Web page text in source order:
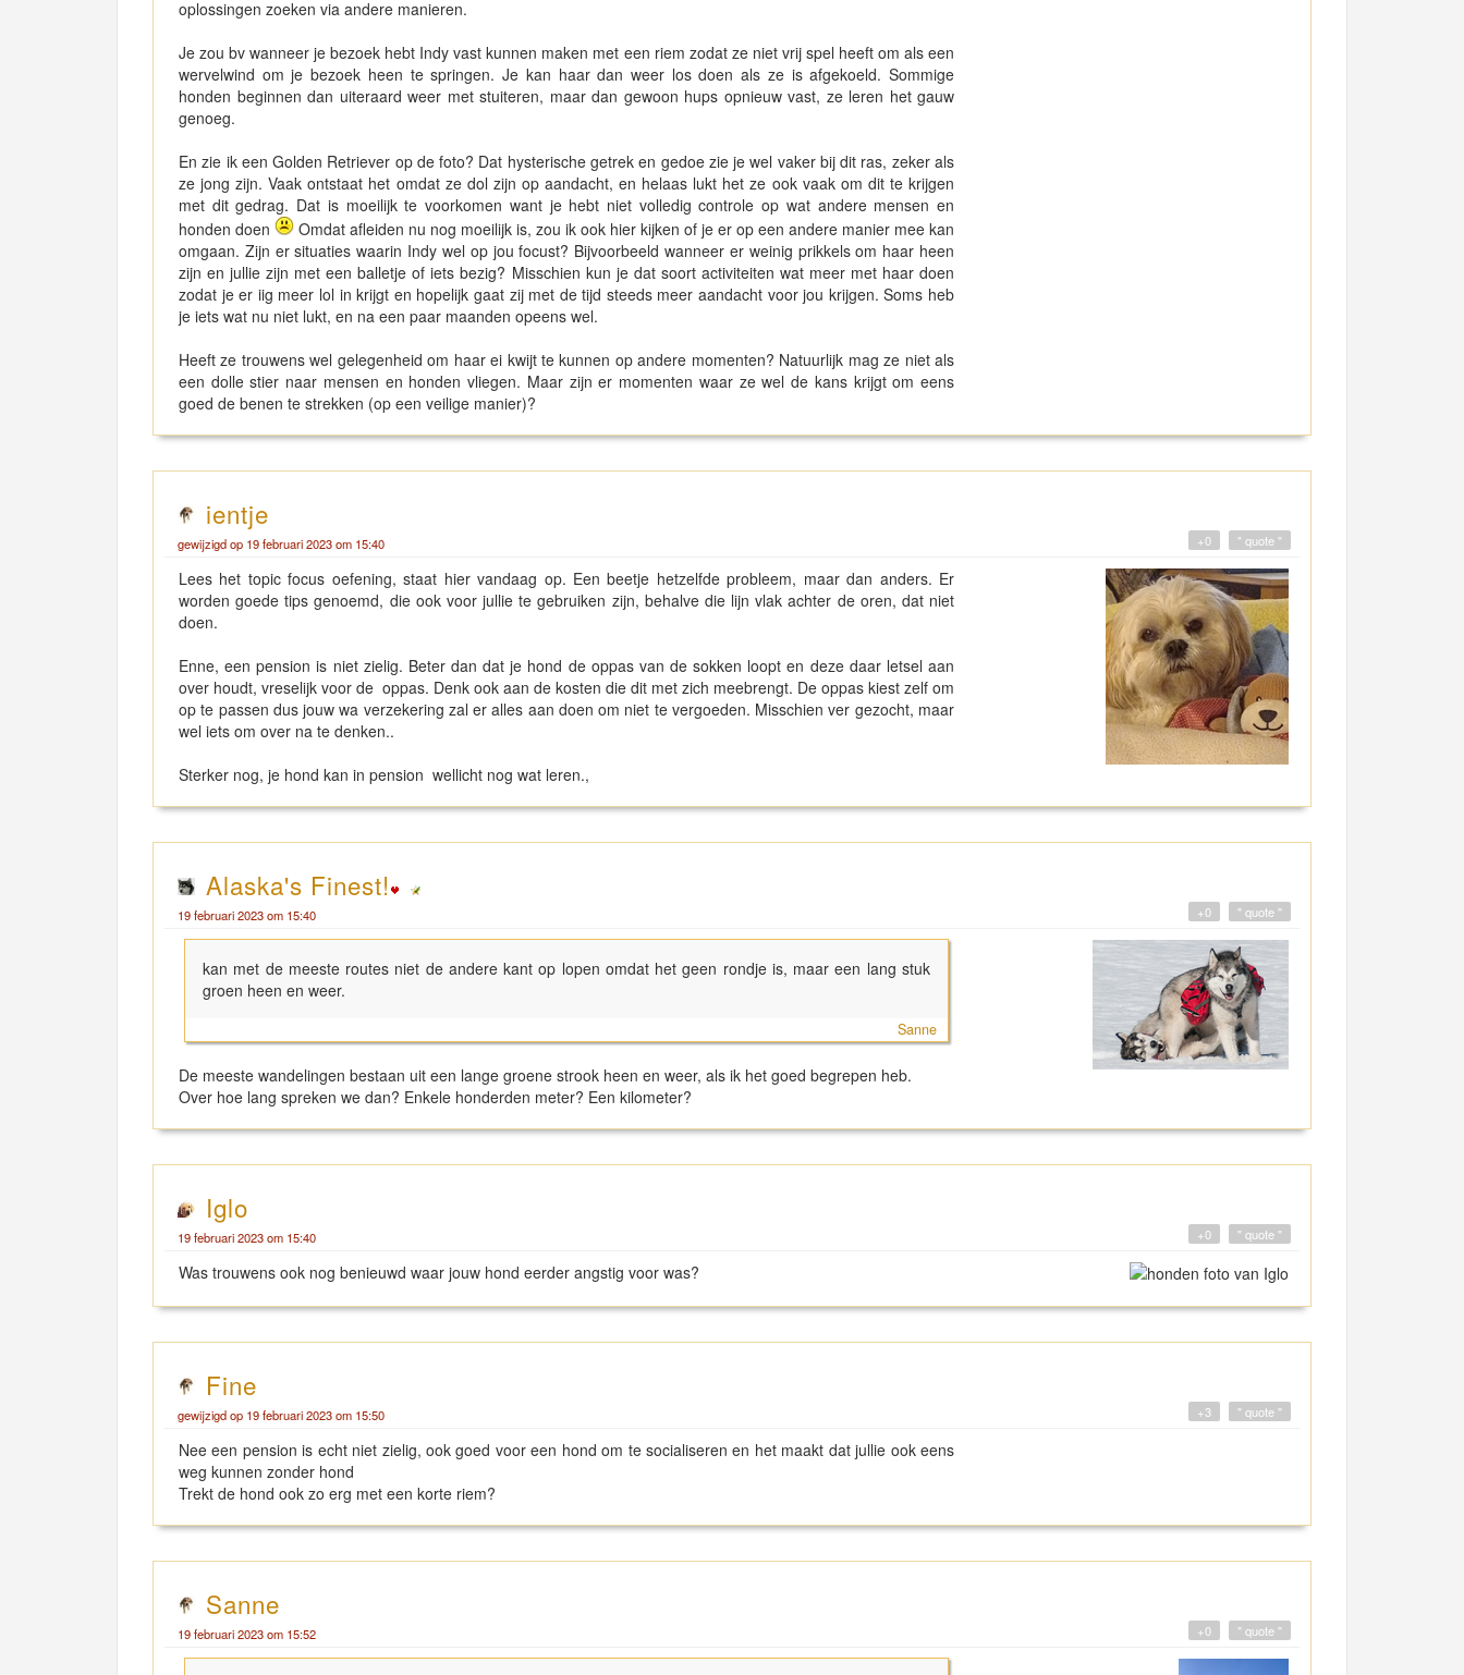
oplossingen zoeken via andere manieren.
Je zou bv wanneer je bezoek hebt Indy vast kunnen maken met een riem zodat ze niet vrij spel heeft om als een
wervelwind om je bezoek heen te springen. Je kan haar dan weer los doen als ze is afgekoeld. Sommige
honden beginnen dan uiteraard weer met stuiteren, maar dan gewoon hups opnieuw vast, ze leren het gauw
genoeg.
En zie ik een Golden Retriever op de foto? Dat hysterische getrek en gedoe zie je wel vaker bij dit ras, zeker als
ze jong zijn. Vaak ontstaat het omdat ze dol zijn op aandacht, en helaas lukt het ze ook vaak om dit te krijgen
met dit gedrag. Dat is moeilijk te voorkomen want je hebt niet volledig controle op wat andere mensen en
honden doen
Omdat afleiden nu nog moeilijk is, zou ik ook hier kijken of je er op een andere manier mee kan
omgaan. Zijn er situaties waarin Indy wel op jou focust? Bijvoorbeeld wanneer er weinig prikkels om haar heen
zijn en jullie zijn met een balletje of iets bezig? Misschien kun je dat soort activiteiten wat meer met haar doen
zodat je er iig meer lol in krijgt en hopelijk gaat zij met de tijd steeds meer aandacht voor jou krijgen. Soms heb
je iets wat nu niet lukt, en na een paar maanden opeens wel.
Heeft ze trouwens wel gelegenheid om haar ei kwijt te kunnen op andere momenten? Natuurlijk mag ze niet als
een dolle stier naar mensen en honden vliegen. Maar zijn er momenten waar ze wel de kans krijgt om eens
goed de benen te strekken (op een veilige manier)?
ientje
gewijzigd op 19 februari 2023 om 15:40 " quote "
+0
Lees het topic focus oefening, staat hier vandaag op. Een beetje hetzelfde probleem, maar dan anders. Er
worden goede tips genoemd, die ook voor jullie te gebruiken zijn, behalve die lijn vlak achter de oren, dat niet
doen.
Enne, een pension is niet zielig. Beter dan dat je hond de oppas van de sokken loopt en deze daar letsel aan
over houdt, vreselijk voor de oppas. Denk ook aan de kosten die dit met zich meebrengt. De oppas kiest zelf om
op te passen dus jouw wa verzekering zal er alles aan doen om niet te vergoeden. Misschien ver gezocht, maar
wel iets om over na te denken..
Sterker nog, je hond kan in pension wellicht nog wat leren.,
Alaska's Finest!
19 februari 2023 om 15:40 " quote "
+0
kan met de meeste routes niet de andere kant op lopen omdat het geen rondje is, maar een lang stuk
groen heen en weer.
Sanne
De meeste wandelingen bestaan uit een lange groene strook heen en weer, als ik het goed begrepen heb.
Over hoe lang spreken we dan? Enkele honderden meter? Een kilometer?
Iglo
19 februari 2023 om 15:40 " quote "
+0
Was trouwens ook nog benieuwd waar jouw hond eerder angstig voor was?
Fine
gewijzigd op 19 februari 2023 om 15:50 " quote "
+3
Nee een pension is echt niet zielig, ook goed voor een hond om te socialiseren en het maakt dat jullie ook eens
weg kunnen zonder hond
Trekt de hond ook zo erg met een korte riem?
Sanne
19 februari 2023 om 15:52 " quote "
+0